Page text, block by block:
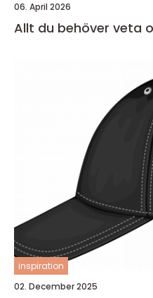
06. April 2026
Allt du behöver veta
inspiration
02. December 2025